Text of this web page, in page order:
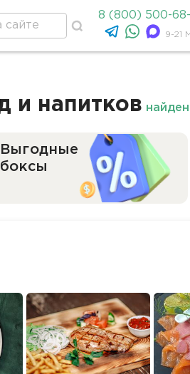
8 (800) 500-
9-21
и напитков
Выгодные
боксы